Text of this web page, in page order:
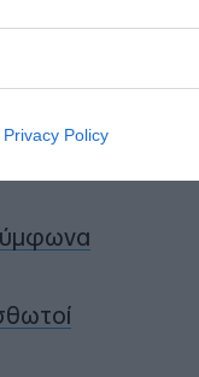
Privacy Policy